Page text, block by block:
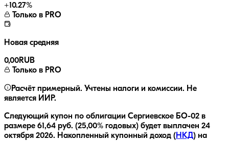
+10.27%
Только в PRO
Новая средняя
0,00RUB
Только в PRO
Расчёт примерный. Учтены налоги и комиссии. Не
является ИИР.
Следующий купон по облигации Сергиевское БО-02 в
размере 61,64 руб. (25,00% годовых) будет выплачен 24
октября 2026. Накопленный купонный доход ( НКД) на